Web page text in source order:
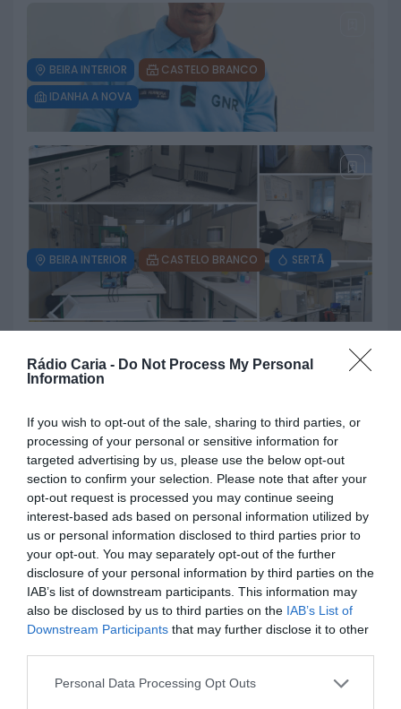
Rádio Caria - Do Not Process My Personal
Information
If you wish to opt-out of the sale, sharing to third parties, or
processing of your personal or sensitive information for
targeted advertising by us, please use the below opt-out
section to confirm your selection. Please note that after your
opt-out request is processed you may continue seeing
interest-based ads based on personal information utilized by
us or personal information disclosed to third parties prior to
your opt-out. You may separately opt-out of the further
disclosure of your personal information by third parties on the
IAB’s list of downstream participants. This information may
also be disclosed by us to third parties on the IAB’s List of
Downstream Participants that may further disclose it to other
Personal Data Processing Opt Outs
BEIRA INTERIOR
CASTELO BRANCO
IDANHA A NOVA
Dois detidos por tráfico de
estupefacientes em Castelo
Branco
6 DE AGOSTO, 2026
BEIRA INTERIOR CASTELO BRANCO SERTÃ
GNR recupera açor ferido no
concelho da Sertã
3 DE AGOSTO, 2026
COVILHÃ
FUNDÃO GUARDA
Laboratório da ULS da Guarda
reforça vigilância da qualidade
das águas na época balnear
3 DE AGOSTO, 2026
BEIRA INTERIOR CASTELO BRANCO GUARDA
Cônsul honorária de Cabo Verde
reforça cooperação entre Rio de
Janeiro e Interior de Portugal
30 DE JULHO, 2026